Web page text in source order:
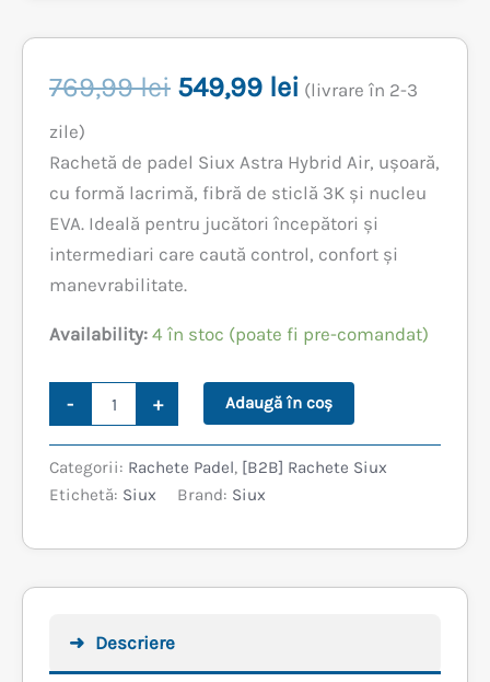
769,99lei Prețul
a
fost:
769,99 lei.
549,99 lei Prețul
este:
549,99 lei.
(livrare în 2-3
zile)
Rachetă de padel Siux Astra Hybrid Air, ușoară,
cu formă lacrimă, fibră de sticlă 3K și nucleu
EVA. Ideală pentru jucători începători și
intermediari care caută control, confort și
manevrabilitate.
Availability: 4 în stoc (poate fi pre-comandat)
-
AIR
+ Adaugă în coș
Categorii: Rachete Padel, [B2B] Rachete Siux
Etichetă: Siux Brand: Siux
Descriere